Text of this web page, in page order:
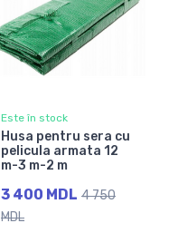
Este în stock
Husa pentru sera cu
pelicula armata 12
m-3 m-2 m
3 400 MDL 4 750
MDL